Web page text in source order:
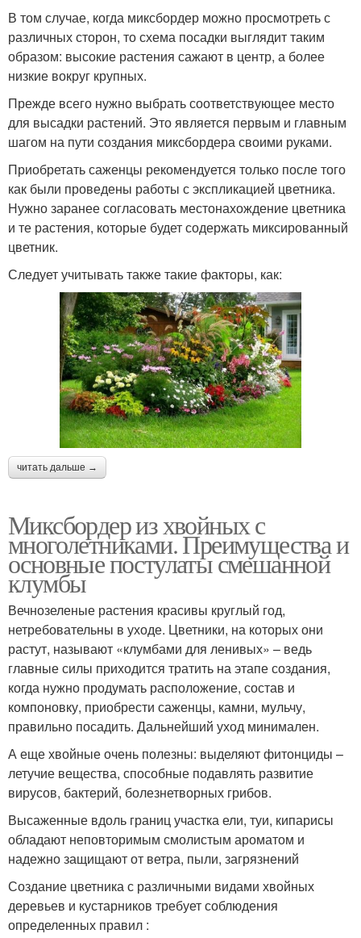
В том случае, когда миксбордер можно просмотреть с
различных сторон, то схема посадки выглядит таким
образом: высокие растения сажают в центр, а более
низкие вокруг крупных.
Прежде всего нужно выбрать соответствующее место
для высадки растений. Это является первым и главным
шагом на пути создания миксбордера своими руками.
Приобретать саженцы рекомендуется только после того
как были проведены работы с экспликацией цветника.
Нужно заранее согласовать местонахождение цветника
и те растения, которые будет содержать миксированный
цветник.
Следует учитывать также такие факторы, как:
читать дальше →
Миксбордер из хвойных с
многолетниками. Преимущества и
основные постулаты смешанной
клумбы
Вечнозеленые растения красивы круглый год,
нетребовательны в уходе. Цветники, на которых они
растут, называют «клумбами для ленивых» – ведь
главные силы приходится тратить на этапе создания,
когда нужно продумать расположение, состав и
компоновку, приобрести саженцы, камни, мульчу,
правильно посадить. Дальнейший уход минимален.
А еще хвойные очень полезны: выделяют фитонциды –
летучие вещества, способные подавлять развитие
вирусов, бактерий, болезнетворных грибов.
Высаженные вдоль границ участка ели, туи, кипарисы
обладают неповторимым смолистым ароматом и
надежно защищают от ветра, пыли, загрязнений
Создание цветника с различными видами хвойных
деревьев и кустарников требует соблюдения
определенных правил :